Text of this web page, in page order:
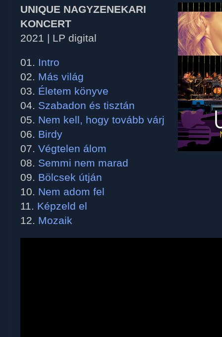
UNIQUE NAGYZENEKARI
KONCERT
2021 | LP digital
01. Intro
02. Más világ
03. Életem könyve
04. Szabadon és tisztán
05. Nem kell, hogy tovább várj
06. Birdy
07. Végtelen álom
08. Semmi nem marad
09. Bölcsek útján
10. Nem adom fel
11. Képzeld el
12. Mozaik